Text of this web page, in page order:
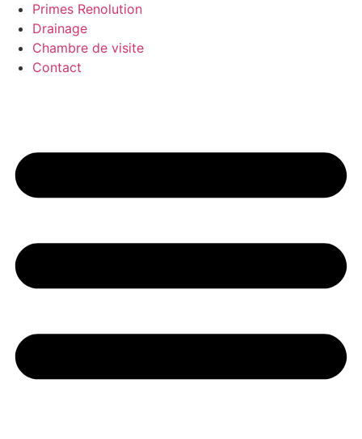
Primes Renolution
Drainage
Chambre de visite
Contact